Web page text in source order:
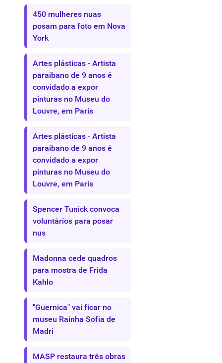
450 mulheres nuas
posam para foto em Nova
York
Artes plásticas - Artista
paraibano de 9 anos é
convidado a expor
pinturas no Museu do
Louvre, em Paris
Artes plásticas - Artista
paraibano de 9 anos é
convidado a expor
pinturas no Museu do
Louvre, em Paris
Spencer Tunick convoca
voluntários para posar
nus
Madonna cede quadros
para mostra de Frida
Kahlo
"Guernica" vai ficar no
museu Rainha Sofia de
Madri
MASP restaura três obras